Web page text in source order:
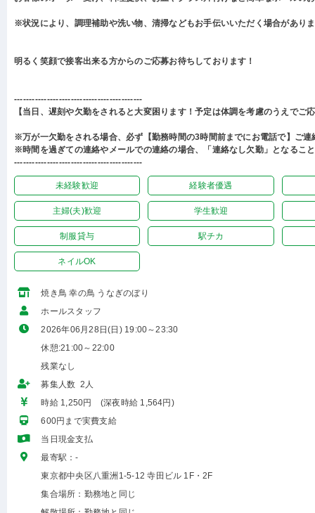
※状況により、調理補助や洗い物、清掃などもお手伝いいただく場合があり
明るく笑顔で接客出来る方からのご応募お待ちしております！
-------------------------------------------
【当日、遅刻や欠勤をされると大変困ります！予定は体調を考慮のうえでご
※万が一欠勤をされる場合、必ず【勤務時間の3時間前までにお電話で】ご連
※時間を過ぎての連絡やメールでの連絡の場合、「連絡なし欠勤」となるこ
-------------------------------------------
未経験歓迎 経験者優遇
主婦(夫)歓迎 学生歓迎
制服貸与 駅チカ
ネイルOK
焼き鳥 幸の鳥 うなぎのぼり
ホールスタッフ
2026年06月28日(日) 19:00～23:30
休憩:21:00～22:00
残業なし
募集人数 2人
時給 1,250円 (深夜時給 1,564円)
600円まで実費支給
当日現金支払
最寄駅：-
東京都中央区八重洲1-5-12 寺田ビル 1F・2F
集合場所：勤務地と同じ